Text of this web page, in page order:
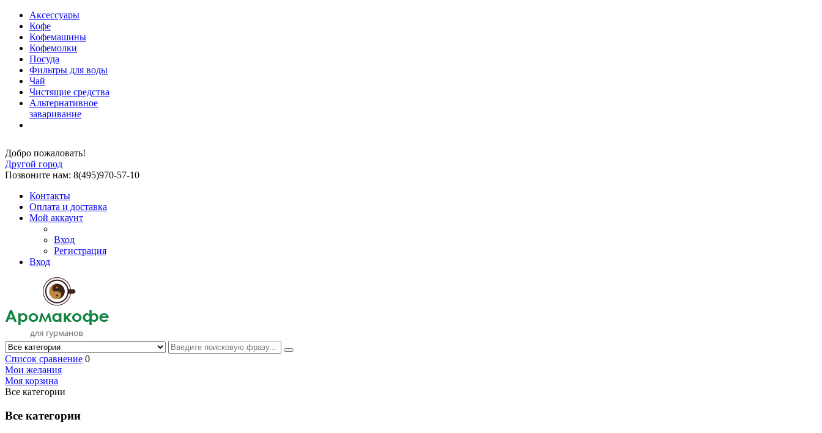
Аксессуары
Кофе
Кофемашины
Кофемолки
Посуда
Фильтры для воды
Чай
Чистящие средства
Альтернативное
заваривание
Добро пожаловать!
Другой город
Позвоните нам: 8(495)970-57-10
Контакты
Оплата и доставка
Мой аккаунт
Вход
Регистрация
Вход
Список сравнение 0
Мои желания
Моя корзина
Все категории
Все категории